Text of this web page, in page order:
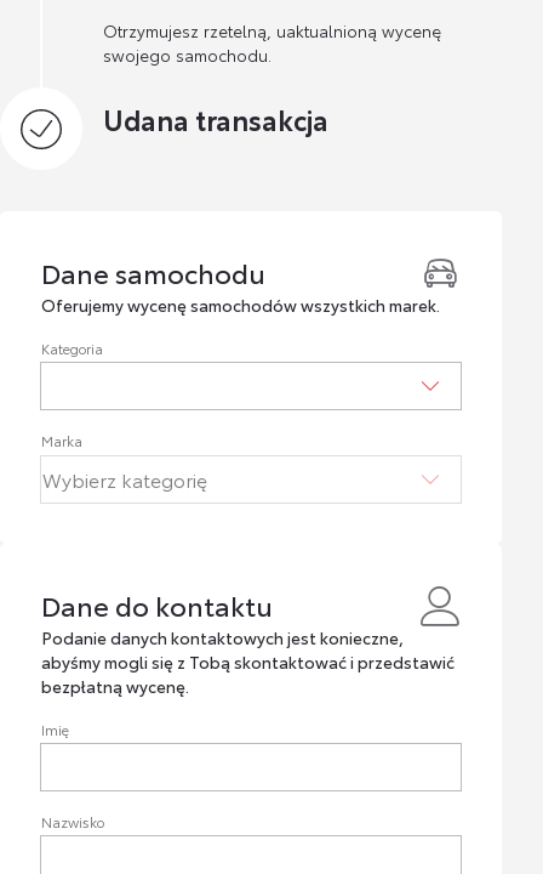
Otrzymujesz rzetelną, uaktualnioną wycenę
swojego samochodu.
Udana transakcja
Dane samochodu
Dane samochodu
Oferujemy wycenę samochodów wszystkich marek.
Kategoria
Marka
Dane do kontaktu
Dane do kontaktu
Podanie danych kontaktowych jest konieczne,
abyśmy mogli się z Tobą skontaktować i przedstawić
bezpłatną wycenę.
Imię
Nazwisko